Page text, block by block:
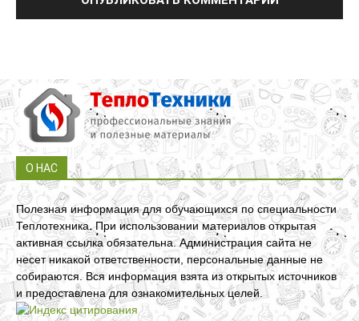
О НАС
Полезная информация для обучающихся по специальности
Теплотехника. При использовании материалов открытая
активная ссылка обязательна. Администрация сайта не
несет никакой ответственности, персональные данные не
собираются. Вся информация взята из открытых источников
и предоставлена для ознакомительных целей.